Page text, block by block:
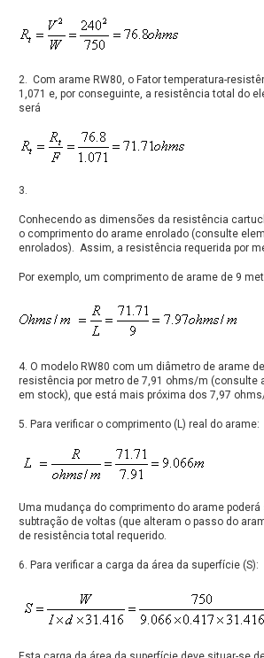
2. Com arame RW80, o Fator temperatura-
1,071 e, por conseguinte, a resistência total do
será
3.
Conhecendo as dimensões da resistência
o comprimento do arame enrolado (consulte
enrolados). Assim, a resistência requerida por
Por exemplo, um comprimento de arame de 9
4. O modelo RW80 com um diâmetro de arame
resistência por metro de 7,91 ohms/m (consulte
em stock), que está mais próxima dos 7,97
5. Para verificar o comprimento (L) real do arame:
Uma mudança do comprimento do arame
subtração de voltas (que alteram o passo do
de resistência total requerido.
6. Para verificar a carga da área da superfície (S):